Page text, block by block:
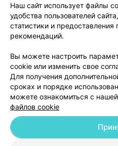
Пользовательское
Вакансии
Написать
Персональные
Обработка
Наш сайт использует файлы
удобства пользователей
статистики и
рекомендаций.
Вы можете настроить
cookie или изменить свое
Для получения
сроках и порядке
можете ознакомиться с нашей
файлов cookie